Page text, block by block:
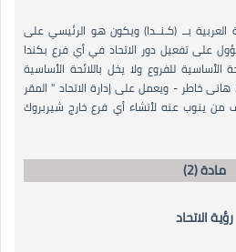
العربية بــ (كـنــدا) ويكون هو الرئيسي على
على تفعيل دور الاتحاد في أي فرع بكندا
الأساسية للفروع ولا يخل باللائحة الأساسية
/ هانى خاطر - ويعمل على إدارة الاتحاد " المقر
من ينوب عنه لأنشاء أي فرع خارج شيربروك
مادة (2)
رؤية الاتحاد